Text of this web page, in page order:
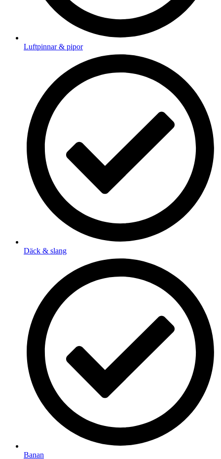
Luftpinnar & pipor
Däck & slang
Banan